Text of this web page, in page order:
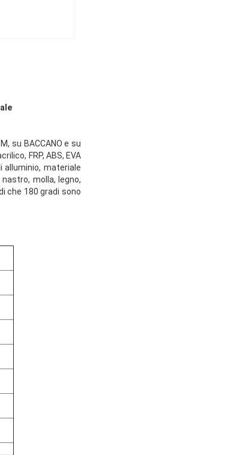
su BACCANO e su
FRP, ABS, EVA
alluminio, materiale
molla, legno,
che 180 gradi sono